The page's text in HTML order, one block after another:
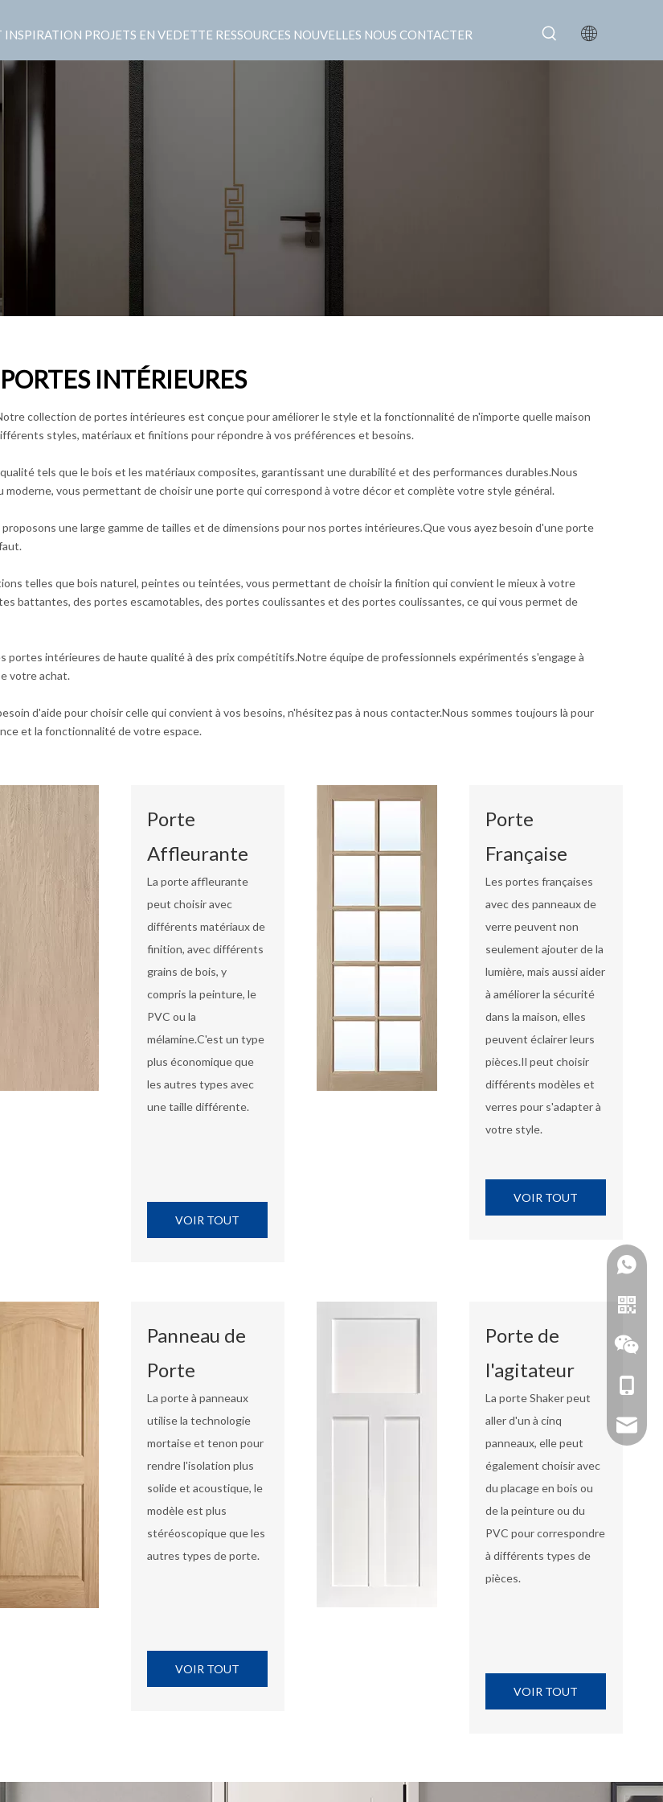
INSPIRATION PROJETS EN VEDETTE RESSOURCES NOUVELLES NOUS CONTACTER
PORTES INTÉRIEURES
collection de portes intérieures est conçue pour améliorer le style et la fonctionnalité de n'importe quelle maison
styles, matériaux et finitions pour répondre à vos préférences et besoins.
tels que le bois et les matériaux composites, garantissant une durabilité et des performances durables.Nous
vous permettant de choisir une porte qui correspond à votre décor et complète votre style général.
une large gamme de tailles et de dimensions pour nos portes intérieures.Que vous ayez besoin d'une porte
telles que bois naturel, peintes ou teintées, vous permettant de choisir la finition qui convient le mieux à votre
battantes, des portes escamotables, des portes coulissantes et des portes coulissantes, ce qui vous permet de
portes intérieures de haute qualité à des prix compétitifs.Notre équipe de professionnels expérimentés s'engage à
votre achat.
d'aide pour choisir celle qui convient à vos besoins, n'hésitez pas à nous contacter.Nous sommes toujours là pour
et la fonctionnalité de votre espace.
Porte
Affleurante
La porte affleurante
peut choisir avec
différents matériaux de
finition, avec différents
grains de bois, y
compris la peinture, le
PVC ou la
mélamine.C'est un type
plus économique que
les autres types avec
une taille différente.
VOIR TOUT
Porte
Française
Les portes françaises
avec des panneaux de
verre peuvent non
seulement ajouter de la
lumière, mais aussi aider
à améliorer la sécurité
dans la maison, elles
peuvent éclairer leurs
pièces.Il peut choisir
différents modèles et
verres pour s'adapter à
votre style.
VOIR TOUT
Panneau de
Porte
La porte à panneaux
utilise la technologie
mortaise et tenon pour
rendre l'isolation plus
solide et acoustique, le
modèle est plus
stéréoscopique que les
autres types de porte.
VOIR TOUT
Porte de
l'agitateur
La porte Shaker peut
aller d'un à cinq
panneaux, elle peut
également choisir avec
du placage en bois ou
de la peinture ou du
PVC pour correspondre
à différents types de
pièces.
VOIR TOUT